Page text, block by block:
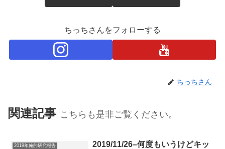
ちっちさんをフォローする
ちっちさん
関連記事 こちらも是非ご覧ください。
2019年俺的研究報告
2019/11/26–何度もいうけどキッ